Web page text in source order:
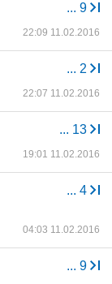
... 9
22:09 11.02.2016
... 2
22:07 11.02.2016
... 13
19:01 11.02.2016
... 4
04:03 11.02.2016
... 9